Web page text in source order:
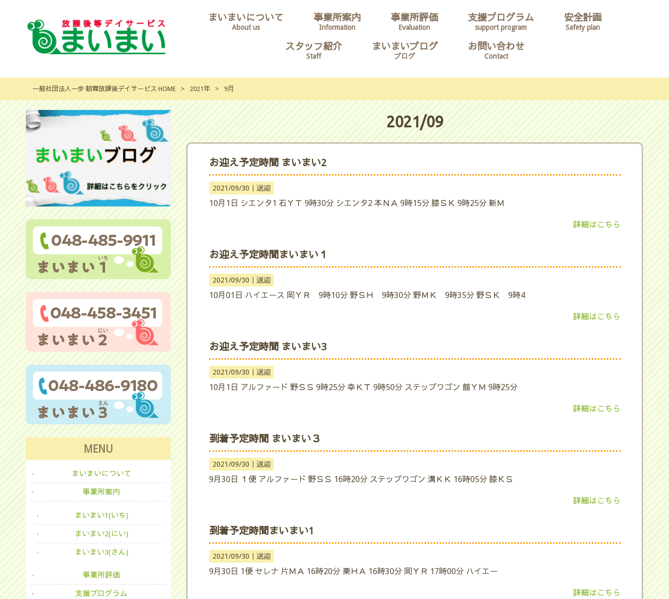
まいまいについて
About us
事業所案内
Information
事業所評価
Evaluation
支援プログラム
support program
安全計画
Safety plan
スタッフ紹介
Staff
まいまいブログ
ブログ
お問い合わせ
Contact
一般社団法人一歩 朝霞放課後デイサービス HOME > 2021年 > 9月
2021/09
お迎え予定時間 まいまい2
2021/09/30｜ 送迎
10月1日 シエンタ1 石ＹＴ 9時30分 シエンタ2 本ＮＡ 9時15分 膝ＳＫ 9時25分 新Ｍ
詳細はこちら
お迎え予定時間まいまい１
2021/09/30｜ 送迎
10月01日 ハイエース 岡ＹＲ 9時10分 野ＳＨ 9時30分 野ＭＫ 9時35分 野ＳＫ 9時4
詳細はこちら
お迎え予定時間 まいまい3
2021/09/30｜ 送迎
10月1日 アルファード 野ＳＳ 9時25分 幸ＫＴ 9時50分 ステップワゴン 館ＹＭ 9時25分
詳細はこちら
到着予定時間 まいまい３
2021/09/30｜ 送迎
9月30日 １便 アルファード 野ＳＳ 16時20分 ステップワゴン 溝ＫＫ 16時05分 膝ＫＳ
詳細はこちら
到着予定時間まいまい1
2021/09/30｜ 送迎
9月30日 1便 セレナ 片ＭＡ 16時20分 栗ＨＡ 16時30分 岡ＹＲ 17時00分 ハイエー
詳細はこちら
MENU
まいまいについて
事業所案内
まいまい1(いち)
まいまい2(にい)
まいまい3(さん)
事業所評価
支援プログラム